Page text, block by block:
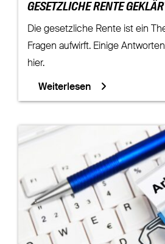
GESETZLICHE RENTE
Die gesetzliche Rente ist ein
Fragen aufwirft. Einige
hier.
Weiterlesen